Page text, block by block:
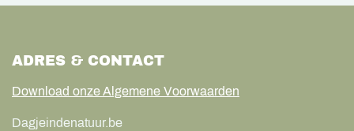
ADRES & CONTACT
Download onze Algemene Voorwaarden
Dagjeindenatuur.be